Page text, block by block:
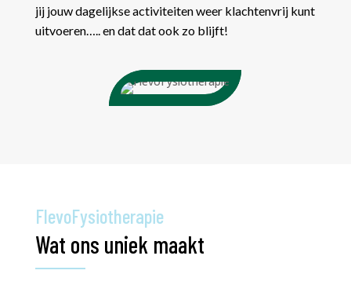
jij jouw dagelijkse activiteiten weer klachtenvrij kunt
uitvoeren….. en dat dat ook zo blijft!
FlevoFysiotherapie
Wat ons uniek maakt